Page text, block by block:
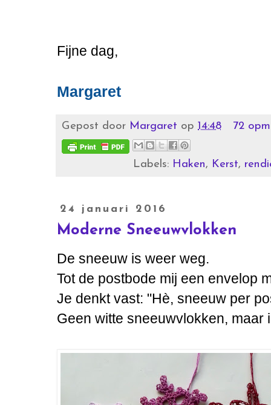
Fijne dag,
Margaret
Gepost door Margaret op 14:48 72
Labels: Haken, Kerst,
24 januari 2016
Moderne Sneeuwvlokken
De sneeuw is weer weg.
Tot de postbode mij een envelop
Je denkt vast: "Hè, sneeuw per
Geen witte sneeuwvlokken, maar